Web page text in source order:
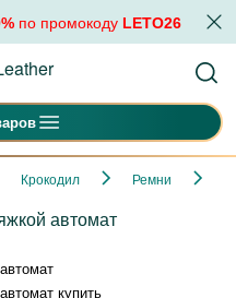
по промокоду LETO26
Крокодил Ремни